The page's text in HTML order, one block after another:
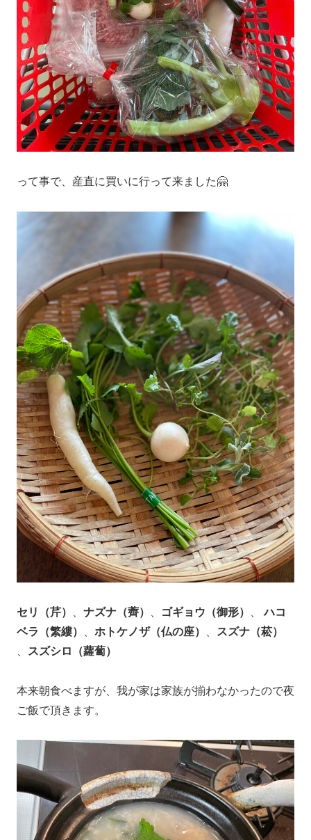
って事で、産直に買いに行って来ました🤗
セリ（芹） ナズナ（薺） ゴギョウ（御形） 、ハコ
ベラ（繁縷）
ホトケノザ（仏の座）
スズナ（菘）
スズシロ（蘿蔔）
本来朝食べますが、我が家は家族が揃わなかったので夜
ご飯で頂きます。